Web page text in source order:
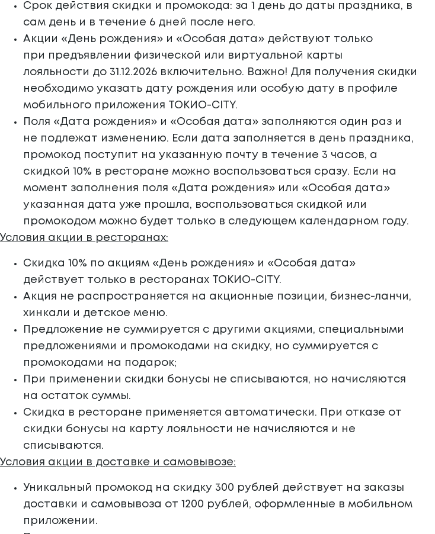
Срок действия скидки и промокода: за 1 день до даты праздника, в
сам день и в течение 6 дней после него.
Акции «День рождения» и «Особая дата» действуют только
при предъявлении физической или виртуальной карты
лояльности до 31.12.2026 включительно. Важно! Для получения скидки
необходимо указать дату рождения или особую дату в профиле
мобильного приложения ТОКИО-CITY.
Поля «Дата рождения» и «Особая дата» заполняются один раз и
не подлежат изменению. Если дата заполняется в день праздника,
промокод поступит на указанную почту в течение 3 часов, а
скидкой 10% в ресторане можно воспользоваться сразу. Если на
момент заполнения поля «Дата рождения» или «Особая дата»
указанная дата уже прошла, воспользоваться скидкой или
промокодом можно будет только в следующем календарном году.
Условия акции в ресторанах:
Скидка 10% по акциям «День рождения» и «Особая дата»
действует только в ресторанах ТОКИО-CITY.
Акция не распространяется на акционные позиции, бизнес-ланчи,
хинкали и детское меню.
Предложение не суммируется с другими акциями, специальными
предложениями и промокодами на скидку, но суммируется с
промокодами на подарок;
При применении скидки бонусы не списываются, но начисляются
на остаток суммы.
Скидка в ресторане применяется автоматически. При отказе от
скидки бонусы на карту лояльности не начисляются и не
списываются.
Условия акции в доставке и самовывозе:
Уникальный промокод на скидку 300 рублей действует на заказы
доставки и самовывоза от 1200 рублей, оформленные в мобильном
приложении.